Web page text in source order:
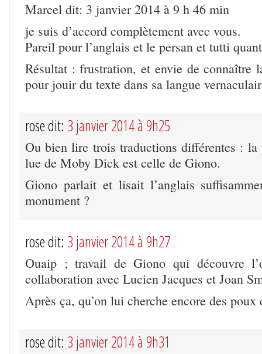
Marcel dit: 3 janvier 2014 à 9 h 46 min
je suis d’accord complètement avec vous.
Pareil pour l’anglais et le persan et tutti
Résultat : frustration, et envie de connaître
pour jouir du texte dans sa langue
rose dit: 3 janvier 2014 à 9h25
Ou bien lire trois traductions différentes : la
lue de Moby Dick est celle de Giono.
Giono parlait et lisait l’anglais
monument ?
rose dit: 3 janvier 2014 à 9h27
Ouaip ; travail de Giono qui découvre
collaboration avec Lucien Jacques et Joan
Après ça, qu’on lui cherche encore des poux
rose dit: 3 janvier 2014 à 9h31